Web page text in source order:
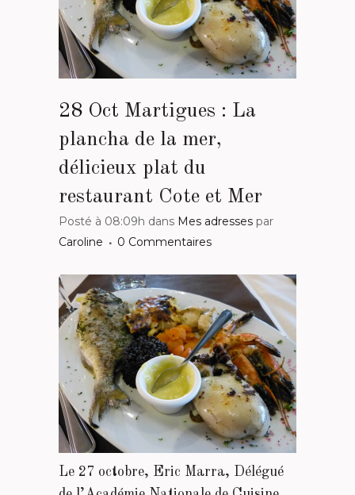
28 Oct Martigues : La
plancha de la mer,
délicieux plat du
restaurant Cote et Mer
Posté à 08:09h dans Mes adresses par
Caroline
0 Commentaires
Le 27 octobre, Eric Marra, Délégué